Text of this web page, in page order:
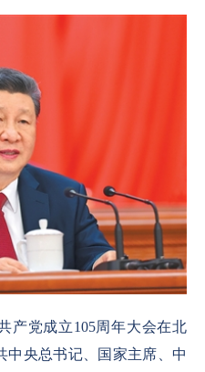
产党成立105周年大会在北
中央总书记、国家主席、中